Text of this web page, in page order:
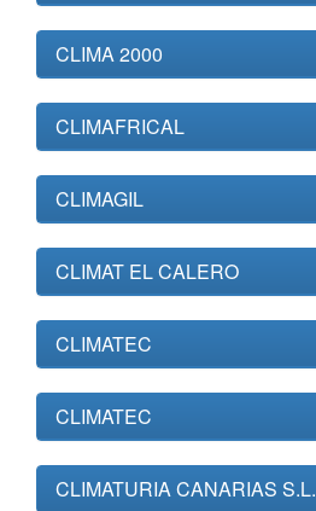
CLIMA 2000
CLIMAFRICAL
CLIMAGIL
CLIMAT EL CALERO
CLIMATEC
CLIMATEC
CLIMATURIA CANARIAS S.L.